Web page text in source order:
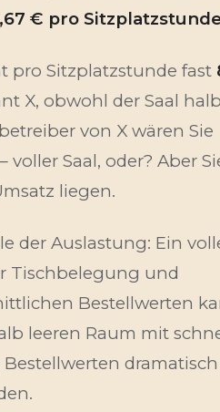
€ pro
pro Sitzplatzstunde fast
X, obwohl der Saal
von X wären Sie
Saal, oder? Aber
liegen.
der Auslastung: Ein
Tischbelegung und
Bestellwerten
leeren Raum mit
dramatisch